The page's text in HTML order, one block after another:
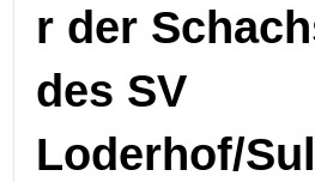
r der
des SV
Loderhof/